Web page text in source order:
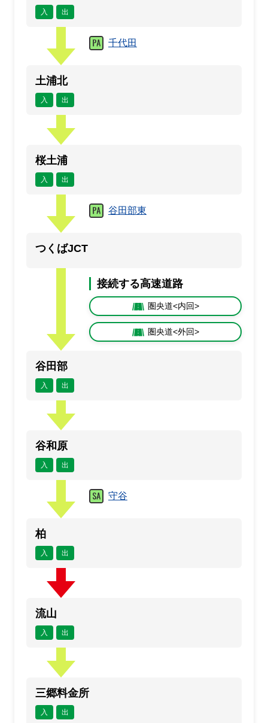
入 出
千代田
土浦北
入 出
桜土浦
入 出
谷田部東
つくばJCT
接続する高速道路
圏央道<内回>
圏央道<外回>
谷田部
入 出
谷和原
入 出
守谷
柏
入 出
流山
入 出
三郷料金所
入 出